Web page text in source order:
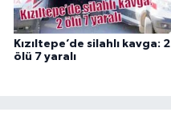
Kızıltepe’de silahlı kavga: 2
ölü 7 yaralı